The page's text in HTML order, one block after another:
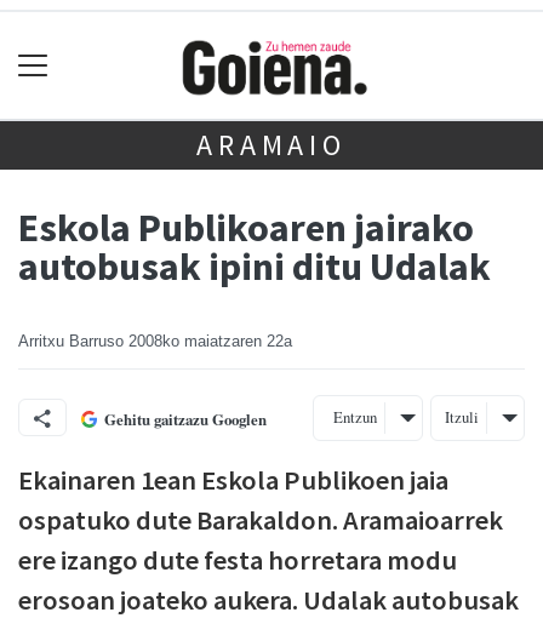
ARAMAIO
Eskola Publikoaren jairako
autobusak ipini ditu Udalak
Arritxu Barruso 2008ko maiatzaren 22a
Gehitu gaitzazu Googlen Entzun Itzuli
Ekainaren 1ean Eskola Publikoen jaia
ospatuko dute Barakaldon. Aramaioarrek
ere izango dute festa horretara modu
erosoan joateko aukera. Udalak autobusak